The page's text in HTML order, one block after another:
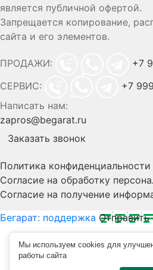
Мы используем cookies для
работы сайта
является публичной офертой.
Запрещается копирование,
сайта и его элементов.
ПРОДАЖИ:
+7
СЕРВИС:
+7
Написать нам:
zapros@begarat.ru
Заказать звонок
Политика конфиденциальности
Согласие на обработку
Согласие на получение
Бегарат: поддержка Отправить